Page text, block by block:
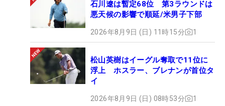
石川遼は暫定68位 第3ラウンドは
悪天候の影響で順延/米男子下部
2026年8月9日 (日) 11時15分 1
松山英樹はイーグル奪取で11位に
浮上 ホスラー、ブレナンが首位タ
イ
2026年8月9日 (日) 08時53分 1